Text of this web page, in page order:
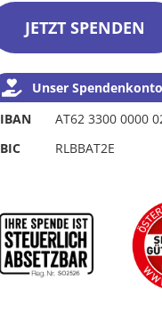
JETZT SPENDEN
Unser Spendenkonto
IBAN
AT62 3300 0000
BIC
RLBBAT2E